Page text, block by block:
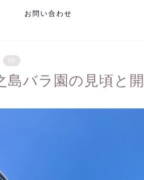
お問い合わせ
PR
島バラ園の見頃と